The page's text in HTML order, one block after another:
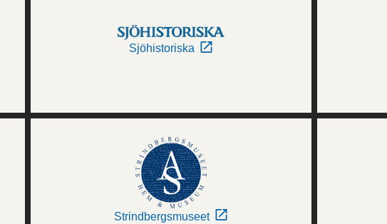
Sjöhistoriska
Strindbergsmuseet